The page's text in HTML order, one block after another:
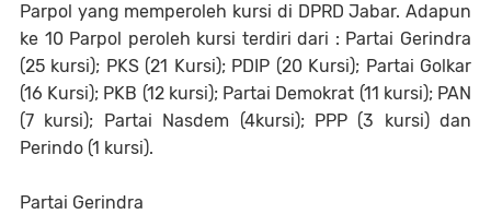
Parpol yang memperoleh kursi di DPRD Jabar. Adapun
ke 10 Parpol peroleh kursi terdiri dari : Partai Gerindra
(25 kursi); PKS (21 Kursi); PDIP (20 Kursi); Partai Golkar
(16 Kursi); PKB (12 kursi); Partai Demokrat (11 kursi); PAN
(7 kursi); Partai Nasdem (4kursi); PPP (3 kursi) dan
Perindo (1 kursi).
Partai Gerindra